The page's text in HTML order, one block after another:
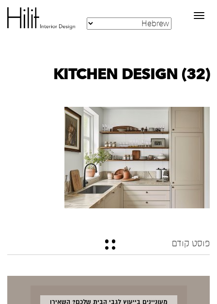
Toggle
navigation
KITCHEN DESIGN (32)
פוסט קודם
מעוניינים בייעוץ לגבי הבית שלכם? השאירו